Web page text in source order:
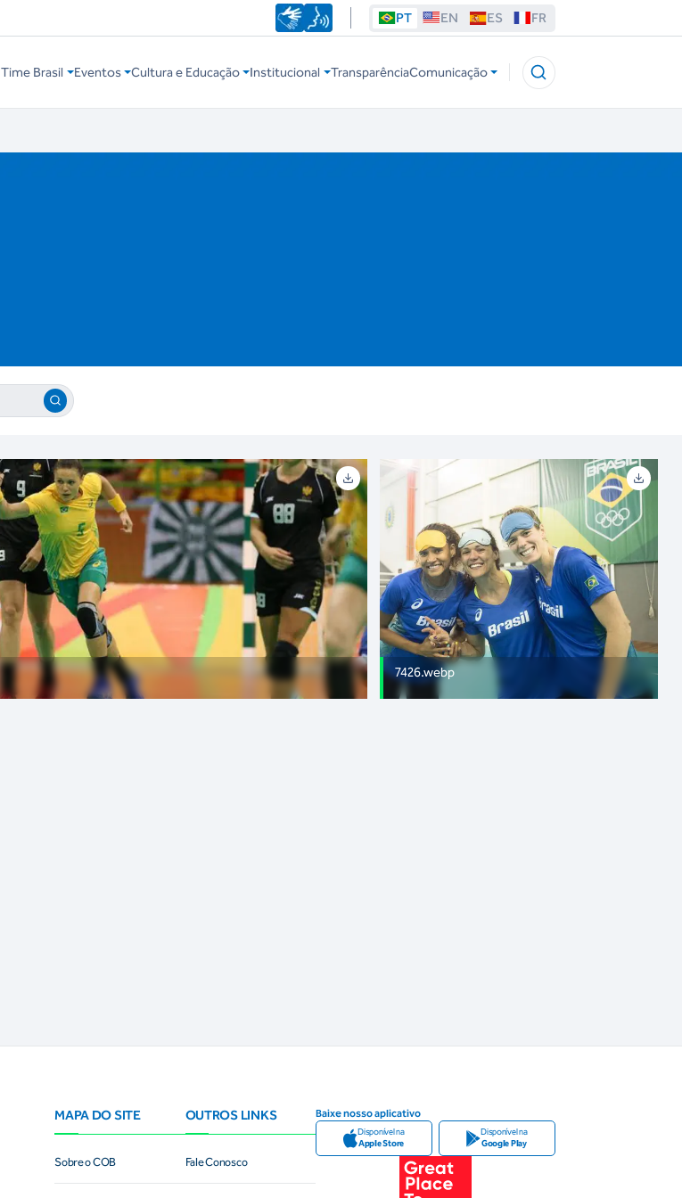
PT EN ES FR
Time Brasil Eventos Cultura e Educação Institucional TransparênciaComunicação
7426.webp
MAPA DO SITE
Sobre o COB
OUTROS LINKS
Fale Conosco
Baixe nosso aplicativo
Disponível na
Apple Store
Disponível na
Google Play